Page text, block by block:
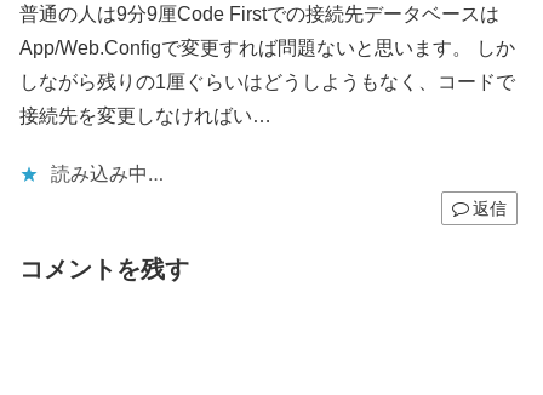
普通の人は9分9厘Code Firstでの接続先データベースは
App/Web.Configで変更すれば問題ないと思います。 しか
しながら残りの1厘ぐらいはどうしようもなく、コードで
接続先を変更しなければい…
読み込み中…
返信
コメントを残す